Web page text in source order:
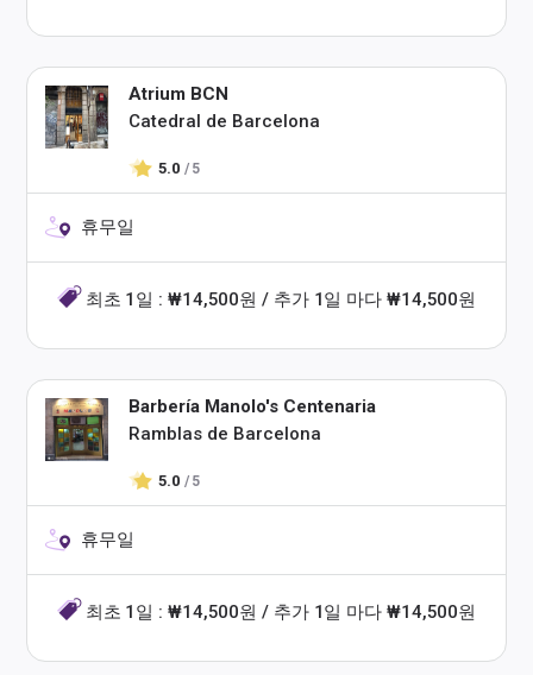
Atrium BCN
Catedral de Barcelona
5.0 / 5
휴무일
최초 1일 : ₩14,500원 / 추가 1일 마다 ₩14,500원
Barbería Manolo's Centenaria
Ramblas de Barcelona
5.0 / 5
휴무일
최초 1일 : ₩14,500원 / 추가 1일 마다 ₩14,500원